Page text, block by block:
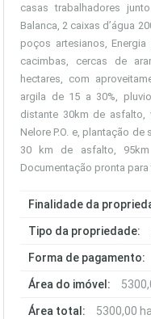
casas trabalhadores
Balanca, 2 caixas d’água
poços artesianos,
cacimbas, cercas de
hectares, com
argila de 15 a 30%,
distante 30km de
Nelore P.O. e, plantação
30 km de asfalto, 95km
Documentação pronta para
Finalidade da
Tipo da propriedade:
Forma de pagamento:
Área do imóvel:
Área total: 5300,00 ha